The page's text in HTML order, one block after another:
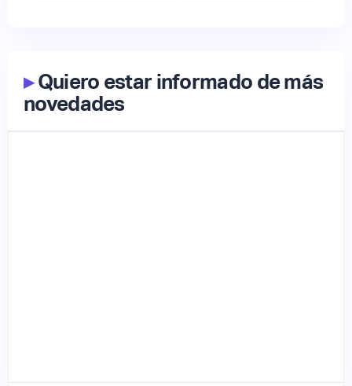
▸Quiero estar informado de más
novedades